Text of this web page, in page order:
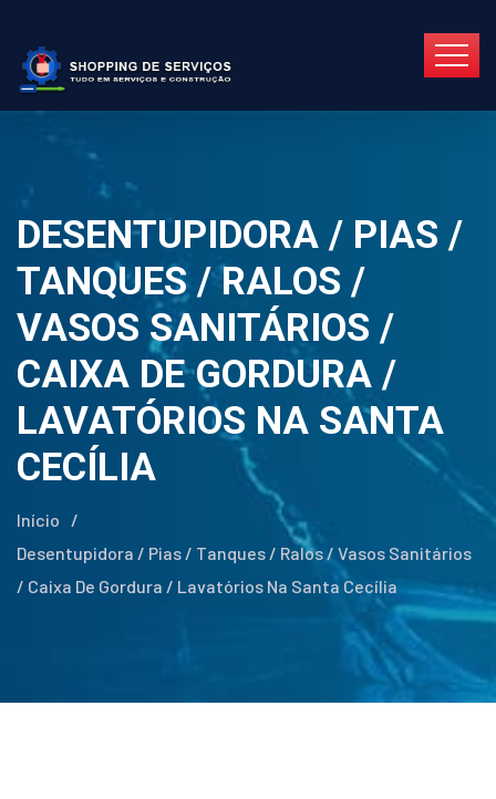
DESENTUPIDORA / PIAS /
TANQUES / RALOS /
VASOS SANITÁRIOS /
CAIXA DE GORDURA /
LAVATÓRIOS NA SANTA
CECÍLIA
Início
/
Desentupidora / Pias / Tanques / Ralos / Vasos Sanitários
/ Caixa De Gordura / Lavatórios Na Santa Cecília